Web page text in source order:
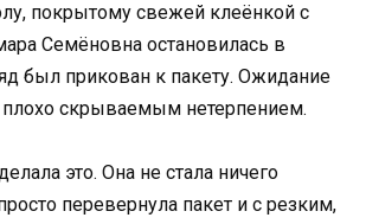
покрытому свежей клеёнкой с
Семёновна остановилась в
был прикован к пакету. Ожидание
скрываемым нетерпением.
это. Она не стала ничего
перевернула пакет и с резким,